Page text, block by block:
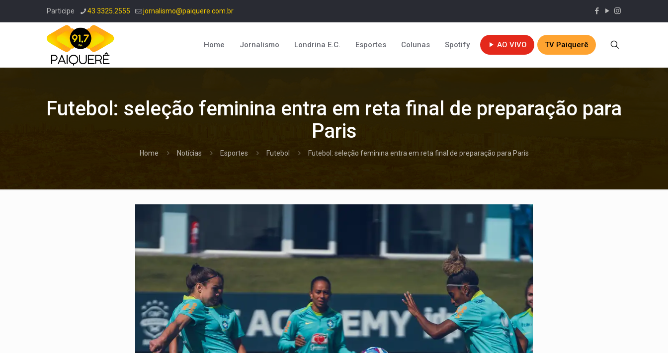
Participe 43 3325.2555 jornalismo@paiquere.com.br
Home Jornalismo Londrina E.C. Esportes Colunas Spotify AO VIVO TV Paiquerê
Futebol: seleção feminina entra em reta final de preparação para
Paris
Home Notícias Esportes Futebol Futebol: seleção feminina entra em reta final de preparação para Paris